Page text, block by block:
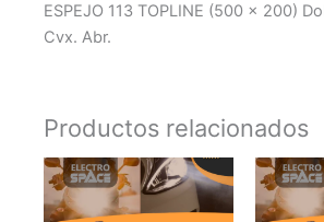
ESPEJO 113 TOPLINE (500 x 200)
Cvx. Abr.
Productos relacionados